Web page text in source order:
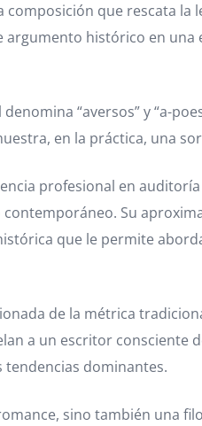
que rescata la
histórico en
“aversos” y “a-
en la práctica, una
profesional en
Su
que le permite
de la métrica
a un escritor consciente
tendencias dominantes.
sino también una